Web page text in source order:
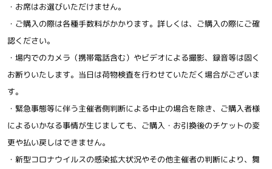
・お席はお選びいただけません。
・ご購入の際は各種手数料がかかります。詳しくは、ご購入の際にご確
認ください。
・場内でのカメラ（携帯電話含む）やビデオによる撮影、録音等は固く
お断りいたします。当日は荷物検査を行わせていただく場合がございま
す。
・緊急事態等に伴う主催者側判断による中止の場合を除き、ご購入者様
によるいかなる事情が生じましても、ご購入・お引換後のチケットの変
更や払い戻しはできません。
・新型コロナウイルスの感染拡大状況やその他主催者の判断により、舞